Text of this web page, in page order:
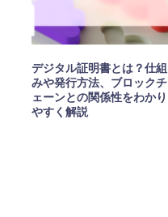
デジタル証明書とは？仕組
みや発行方法、ブロックチ
ェーンとの関係性をわかり
やすく解説